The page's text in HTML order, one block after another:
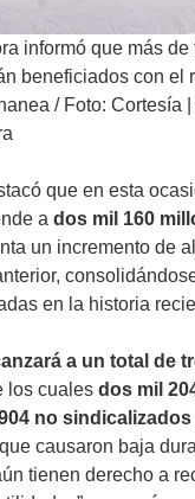
informó que más de
beneficiados con el
/ Foto: Cortesía
que en esta
a dos mil 160
un incremento de
en la historia
a un total de
los cuales dos mil
no sindicalizados
que causaron baja
tienen derecho a